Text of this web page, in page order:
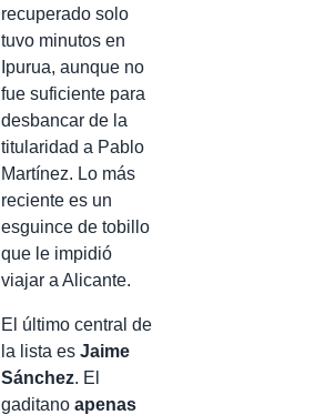
recuperado solo
tuvo minutos en
Ipurua, aunque no
fue suficiente para
desbancar de la
titularidad a Pablo
Martínez. Lo más
reciente es un
esguince de tobillo
que le impidió
viajar a Alicante.
El último central de
la lista es Jaime
Sánchez. El
gaditano apenas